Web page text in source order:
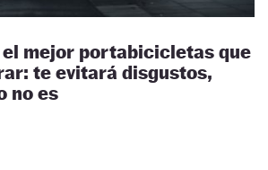
el mejor portabicicletas que
te evitará disgustos,
no es